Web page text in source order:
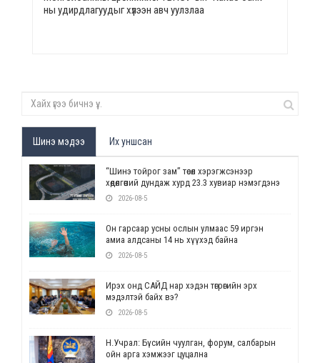
ны удирдлагуудыг хүлээн авч уулзлаа
Шинэ мэдээ Их уншсан
“Шинэ тойрог зам” төсөл хэрэгжсэнээр
хөдөлгөөний дундаж хурд 23.3 хувиар нэмэгдэнэ
2026-08-5
Он гарсаар усны ослын улмаас 59 иргэн
амиа алдсаны 14 нь хүүхэд байна
2026-08-5
Ирэх онд САЙД нар хэдэн төгрөгийн эрх
мэдэлтэй байх вэ?
2026-08-5
Н.Учрал: Бүсийн чуулган, форум, салбарын
ойн арга хэмжээг цуцална